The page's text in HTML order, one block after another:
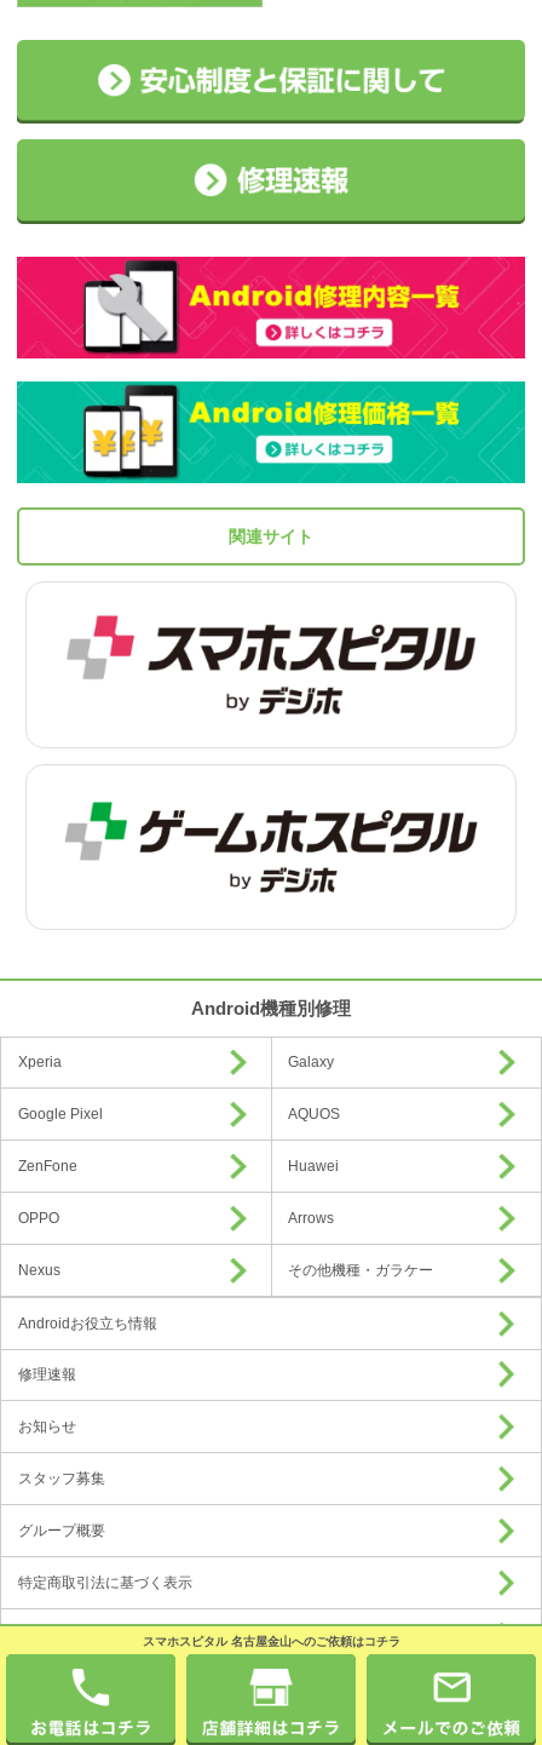
スマホスピタル 名古屋金山へのご依頼はコチラ
関連サイト
Android機種別修理
Xperia Galaxy
Google Pixel AQUOS
ZenFone Huawei
OPPO Arrows
Nexus その他機種・ガラケー
Androidお役立ち情報
修理速報
お知らせ
スタッフ募集
グループ概要
特定商取引法に基づく表示
プライバシーポリシー
加盟店募集
Copyright © 2016 Android Hospital All Rights Reserved.